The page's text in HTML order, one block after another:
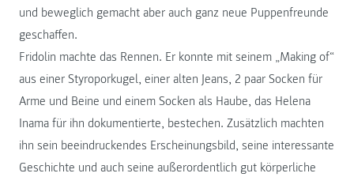
und beweglich gemacht aber auch ganz neue Puppenfreunde
geschaffen.
Fridolin machte das Rennen. Er konnte mit seinem „Making of“
aus einer Styroporkugel, einer alten Jeans, 2 paar Socken für
Arme und Beine und einem Socken als Haube, das Helena
Inama für ihn dokumentierte, bestechen. Zusätzlich machten
ihn sein beeindruckendes Erscheinungsbild, seine interessante
Geschichte und auch seine außerordentlich gut körperliche